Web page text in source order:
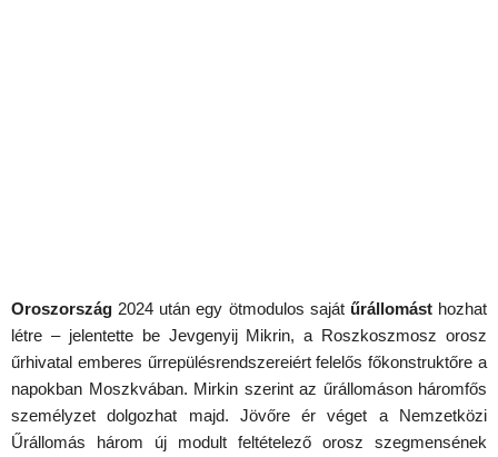
Oroszország 2024 után egy ötmodulos saját űrállomásthozhat
létre – jelentette be Jevgenyij Mikrin, a Roszkoszmosz orosz
űrhivatal emberes űrrepülésrendszereiért felelős főkonstruktőre a
napokban Moszkvában. Mirkin szerint az űrállomáson háromfős
személyzet dolgozhat majd. Jövőre ér véget a Nemzetközi
Űrállomás három új modult feltételező orosz szegmensének